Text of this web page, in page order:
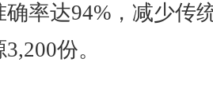
确率达94%，减少传
份。